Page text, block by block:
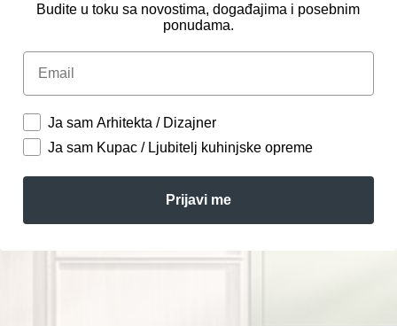
Budite u toku sa novostima, događajima i posebnim
ponudama.
Email
Ja sam Arhitekta / Dizajner
Ja sam Kupac / Ljubitelj kuhinjske opreme
Prijavi me